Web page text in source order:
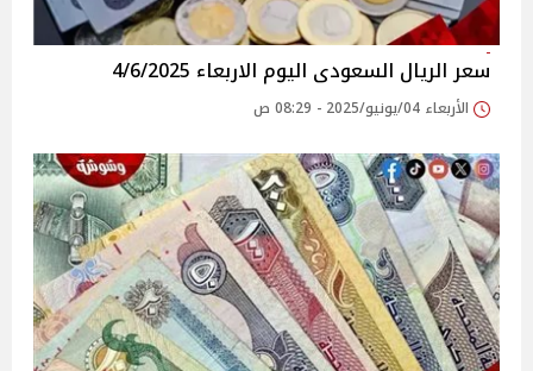
سعر الريال السعودى اليوم الاربعاء 4/6/2025
الأربعاء 04/يونيو/2025 - 08:29 ص